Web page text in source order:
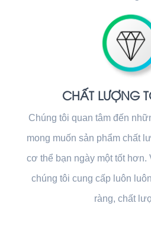
CHẤT LƯỢNG
Chúng tôi quan tâm đến
mong muốn sản phẩm chất
cơ thể bạn ngày một tốt hơn.
chúng tôi cung cấp luôn
ràng, chất